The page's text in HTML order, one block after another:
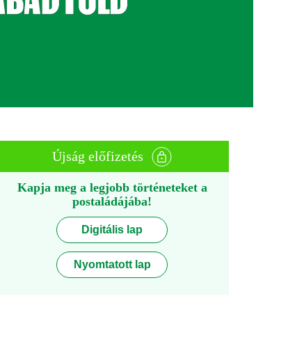
Újság előfizetés
Kapja meg a legjobb történeteket a
postaládájába!
Digitális lap
Nyomtatott lap